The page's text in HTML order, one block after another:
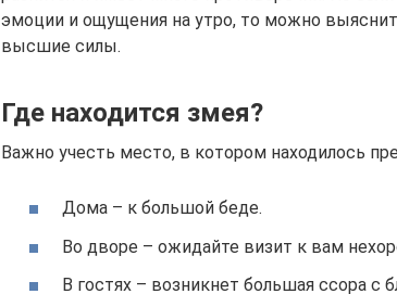
эмоции и ощущения на утро, то можно
высшие силы.
Где находится змея?
Важно учесть место, в котором находилось
Дома – к большой беде.
Во дворе – ожидайте визит к вам
В гостях – возникнет большая ссора с